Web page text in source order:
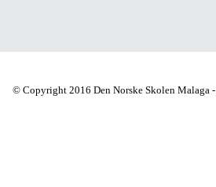
© Copyright 2016 Den Norske Skolen Malaga -